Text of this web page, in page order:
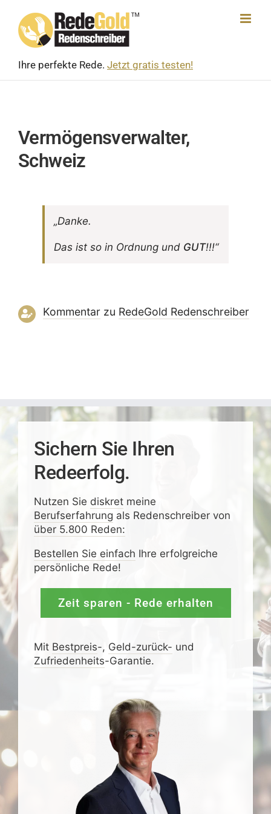
content
Ihre perfekte Rede. Jetzt gratis testen!
Vermögensverwalter,
Schweiz
„Danke.
Das ist so in Ordnung und GUT!!!“
Kommentarzu RedeGold Reden­schreiber
Sichern Sie Ihren
Redeerfolg.
Nutzen Sie diskretmeine
Berufserfahrung als Redenschreiber von
über 5.800 Reden:
Bestellen Sie einfach Ihre erfolgreiche
persönliche Rede!
Zeit sparen - Rede erhalten
Mit Bestpreis-, Geld-zurück- und
Zufrieden­­heits-Garantie.